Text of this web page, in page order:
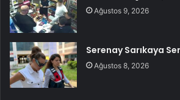
Ağustos 9, 2026
Serenay Sarıkaya
Ağustos 8, 2026